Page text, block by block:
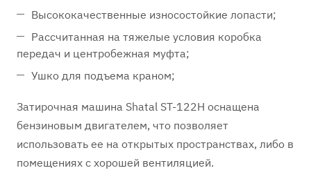
Высококачественные износостойкие лопасти;
Рассчитанная на тяжелые условия коробка
передач и центробежная муфта;
Ушко для подъема краном;
Затирочная машина Shatal ST-122H оснащена
бензиновым двигателем, что позволяет
использовать ее на открытых пространствах, либо в
помещениях с хорошей вентиляцией.